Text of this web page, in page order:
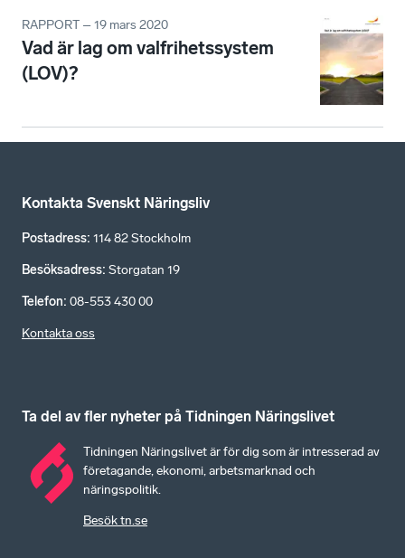
RAPPORT – 19 mars 2020
Vad är lag om valfrihetssystem
(LOV)?
Kontakta Svenskt Näringsliv
Postadress: 114 82 Stockholm
Besöksadress: Storgatan 19
Telefon: 08-553 430 00
Kontakta oss
Ta del av fler nyheter på Tidningen Näringslivet
Tidningen Näringslivet är för dig som är intresserad av
företagande, ekonomi, arbetsmarknad och
näringspolitik.
Besök tn.se